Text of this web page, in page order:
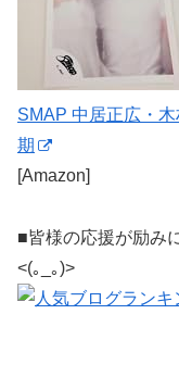
SMAP 中居正広・
期
[Amazon]
■皆様の応援が励み
<(｡_｡)>